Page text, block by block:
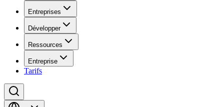
Entreprises
Développer
Ressources
Entreprise
Tarifs